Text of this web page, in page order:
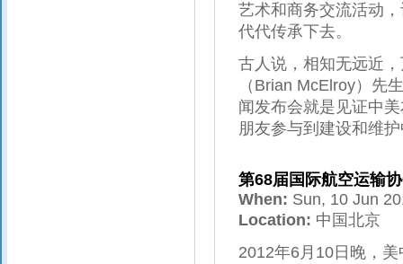
艺术和商务交流活动
代代传承下去。
古人说，相知无远近
（Brian McElroy）先
闻发布会就是见证中
朋友参与到建设和维
第68届国际航空运输
When: Sun, 10 Jun
Location: 中国北京
2012年6月10日晚，